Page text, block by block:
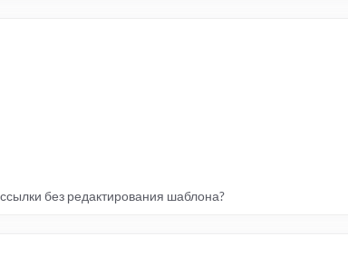
без редактирования шаблона?